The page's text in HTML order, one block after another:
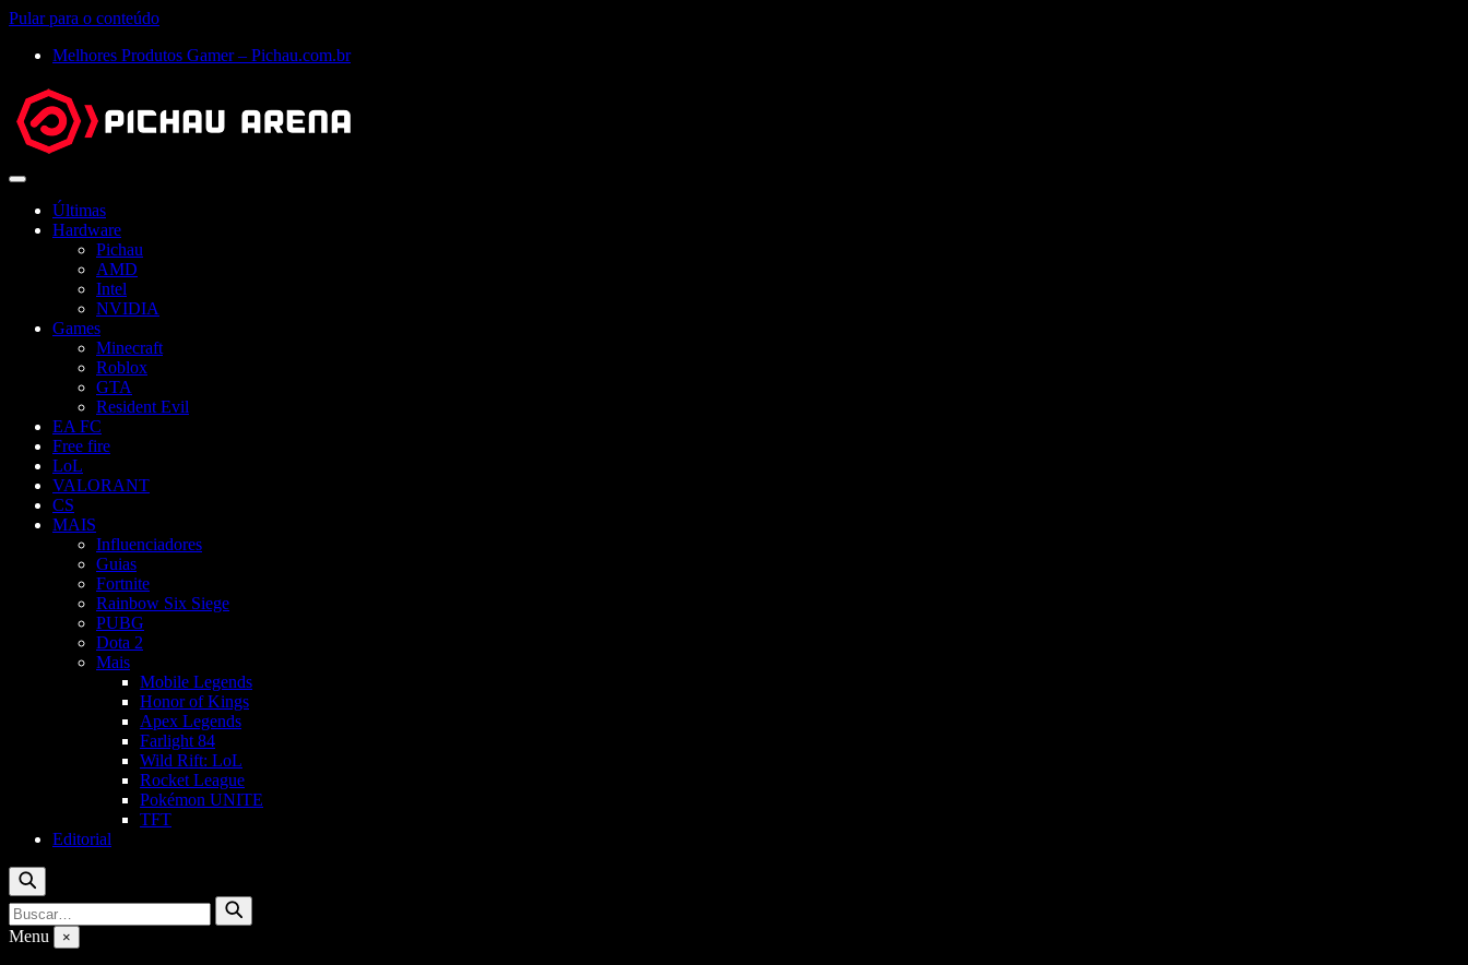
Pular para o conteúdo
Melhores Produtos Gamer – Pichau.com.br
Abrir
Últimas
Hardware
Pichau
AMD
Intel
NVIDIA
Games
Minecraft
Roblox
GTA
Resident Evil
EA FC
Free fire
LoL
VALORANT
CS
MAIS
Influenciadores
Guias
Fortnite
Rainbow Six Siege
PUBG
Dota 2
Mais
Mobile Legends
Honor of Kings
Apex Legends
Farlight 84
Wild Rift: LoL
Rocket League
Pokémon UNITE
TFT
Editorial
Buscar
Buscar
por:
Buscar
Menu ×